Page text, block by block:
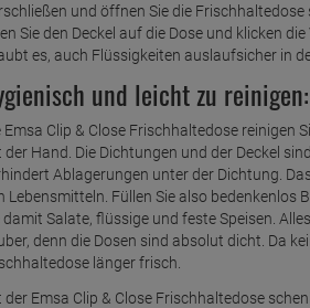
und öffnen Sie die
Sie den Deckel auf die Dose und klicken
es, auch Flüssigkeiten auslaufsicher in
und leicht zu
Emsa Clip & Close Frischhaltedose
der Hand. Die Dichtungen und der Deckel
Ablagerungen unter der Dichtung.
Lebensmitteln. Füllen Sie also bedenkenlos
damit Salate, flüssige und feste Speisen.
denn die Dosen sind absolut dicht. Da
länger frisch.
der Emsa Clip & Close Frischhaltedose